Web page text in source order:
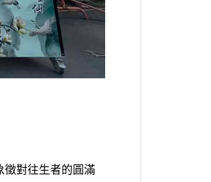
徵對往生者的圓滿